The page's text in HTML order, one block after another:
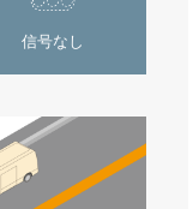
信号なし